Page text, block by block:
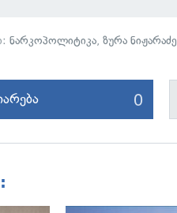
ნარკოპოლიტიკა,ზურა ნიჟარაძე
0